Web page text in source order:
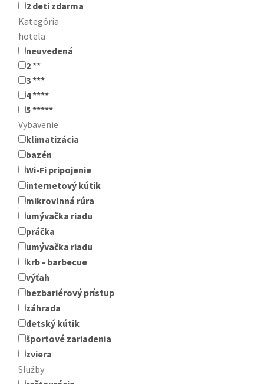
2 deti zdarma
Kategória
hotela
neuvedená
2 **
3 ***
4 ****
5 *****
Vybavenie
klimatizácia
bazén
Wi-Fi pripojenie
internetový kútik
mikrovlnná rúra
umývačka riadu
práčka
umývačka riadu
krb - barbecue
výťah
bezbariérový prístup
záhrada
detský kútik
športové zariadenia
zviera
Služby